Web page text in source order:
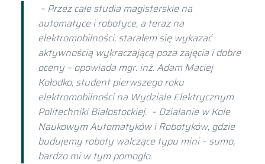
– Przez całe studia magisterskie na
automatyce i robotyce, a teraz na
elektromobilności, starałem się wykazać
aktywnością wykraczającą poza zajęcia i dobre
oceny – opowiada mgr. inż. Adam Maciej
Kołodko, student pierwszego roku
elektromobilności na Wydziale Elektrycznym
Politechniki Białostockiej. – Działanie w Kole
Naukowym Automatyków i Robotyków, gdzie
budujemy roboty walczące typu mini – sumo,
bardzo mi w tym pomogło.